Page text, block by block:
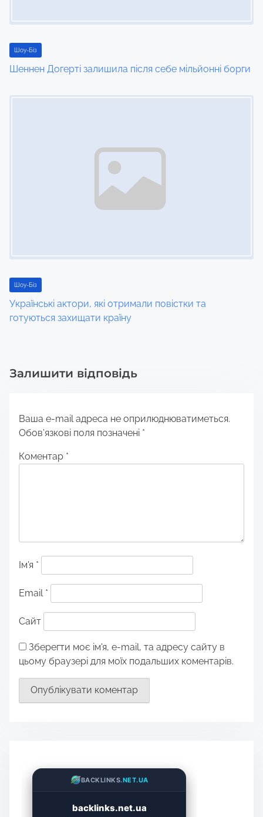
Шоу-Біз
Шеннен Догерті залишила після себе мільйонні борги
Шоу-Біз
Українські актори, які отримали повістки та
готуються захищати країну
Залишити відповідь
Ваша e-mail адреса не оприлюднюватиметься.
Обов’язкові поля позначені *
Коментар *
Ім'я *
Email *
Сайт
Зберегти моє ім'я, e-mail, та адресу сайту в
цьому браузері для моїх подальших коментарів.